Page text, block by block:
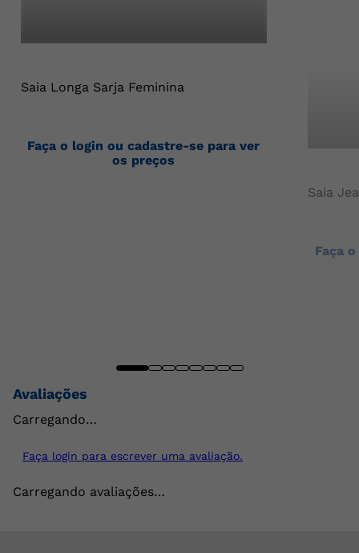
Saia Longa Sarja Feminina
Faça o login ou cadastre-se para ver
os preços
Saia
Faça
Avaliações
Carregando…
Faça login para escrever uma avaliação.
Carregando avaliações…